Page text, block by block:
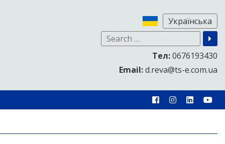
Тел:0676193430
Email:d.reva@ts-e.com.ua